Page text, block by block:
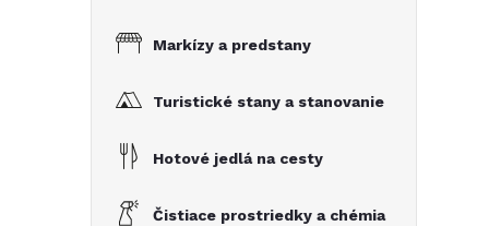
Markízy a predstany
Turistické stany a stanovanie
Hotové jedlá na cesty
Čistiace prostriedky a chémia